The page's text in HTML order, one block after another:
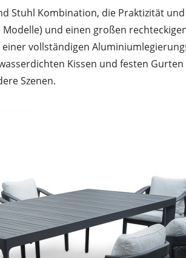
Stuhl Kombination, die Praktizität
und einen großen
vollständigen
Kissen und festen
Szenen.